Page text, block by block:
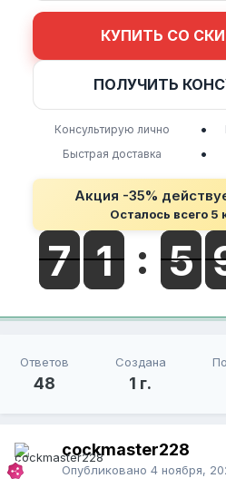
КУПИТЬ СО
ПОЛУЧИТЬ
Консультирую лично •
Быстрая доставка
•
Акция -35%
Осталось всего 5
Ответов
48
Создана
1 г.
cockmaster228
Опубликовано 4 ноября,